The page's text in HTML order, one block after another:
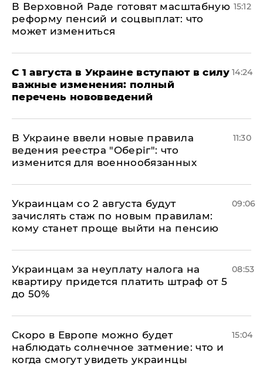
В Верховной Раде готовят масштабную
реформу пенсий и соцвыплат: что
может измениться
15:12
С 1 августа в Украине вступают в силу
важные изменения: полный
перечень нововведений
14:24
В Украине ввели новые правила
ведения реестра "Оберіг": что
изменится для военнообязанных
11:30
Украинцам со 2 августа будут
зачислять стаж по новым правилам:
кому станет проще выйти на пенсию
09:06
Украинцам за неуплату налога на
квартиру придется платить штраф от 5
до 50%
08:53
Скоро в Европе можно будет
наблюдать солнечное затмение: что и
когда смогут увидеть украинцы
15:04